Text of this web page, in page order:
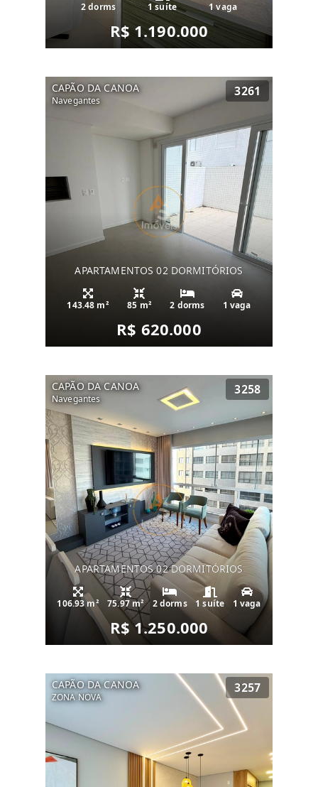
2 dorms 1 suíte 1 vaga
R$ 1.190.000
CAPÃO DA CANOA
Navegantes
3261
APARTAMENTOS 02 DORMITÓRIOS
143.48 m² 85 m² 2 dorms 1 vaga
R$ 620.000
CAPÃO DA CANOA
Navegantes
3258
APARTAMENTOS 02 DORMITÓRIOS
106.93 m² 75.97 m² 2 dorms 1 suíte 1 vaga
R$ 1.250.000
CAPÃO DA CANOA
ZONA NOVA
3257